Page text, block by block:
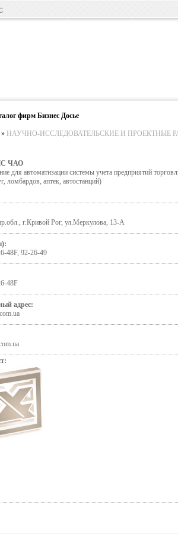
фирм Бизнес Досье
НАУЧНО-ИССЛЕДОВАТЕЛЬСКИЕ И ПРОЕКТНЫЕ
ЧАО
для автоматизации системы учета предприятий
ломбардов, аптек, автостанций)
г.Кривой Рог, ул.Меркулова, 13-А
48F, 92-26-49
48F
адрес: